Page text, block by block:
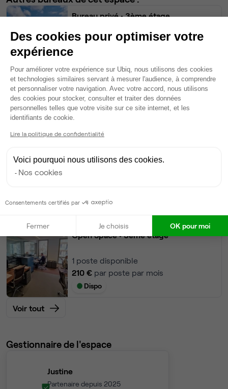
Bureau privé• 3ème étage
3postes • 15 m²
600 €
Dispo
Bureau privé• 3ème étage
2
Dispo
Bureau privé • 3ème étage
368 €
Open Space• 3ème étage
1 poste disponible
210 € par poste par mois
Dispo
Voir tout
Gestionnaire de l'espace
Justine
Partenaire depuis 2025
Des cookies pour optimiser votre
expérience
Plateforme de Gestion du
Pour améliorer votre expérience sur Ubiq, nous utilisons des cookies
et technologies similaires servant à mesurer l'audience, à comprendre
et personnaliser votre navigation. Avec votre accord, nous utilisons
des cookies pour stocker, consulter et traiter des données
personnelles telles que votre visite sur ce site internet, et les
identifiants de cookie.
Lire la politique de confidentialité
Voici pourquoi nous utilisons des cookies.
Nos cookies
Consentements certifiés par
Fermer Je choisis OK pour moi